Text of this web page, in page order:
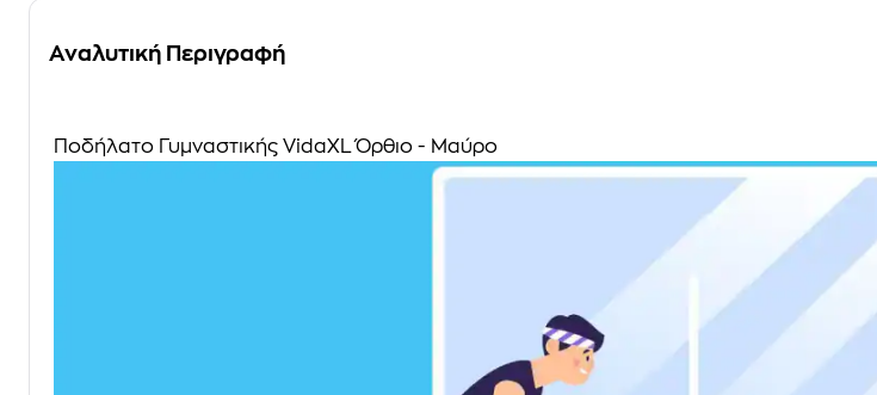
Αναλυτική Περιγραφή
Ποδήλατο Γυμναστικής VidaXL Όρθιο - Μαύρο